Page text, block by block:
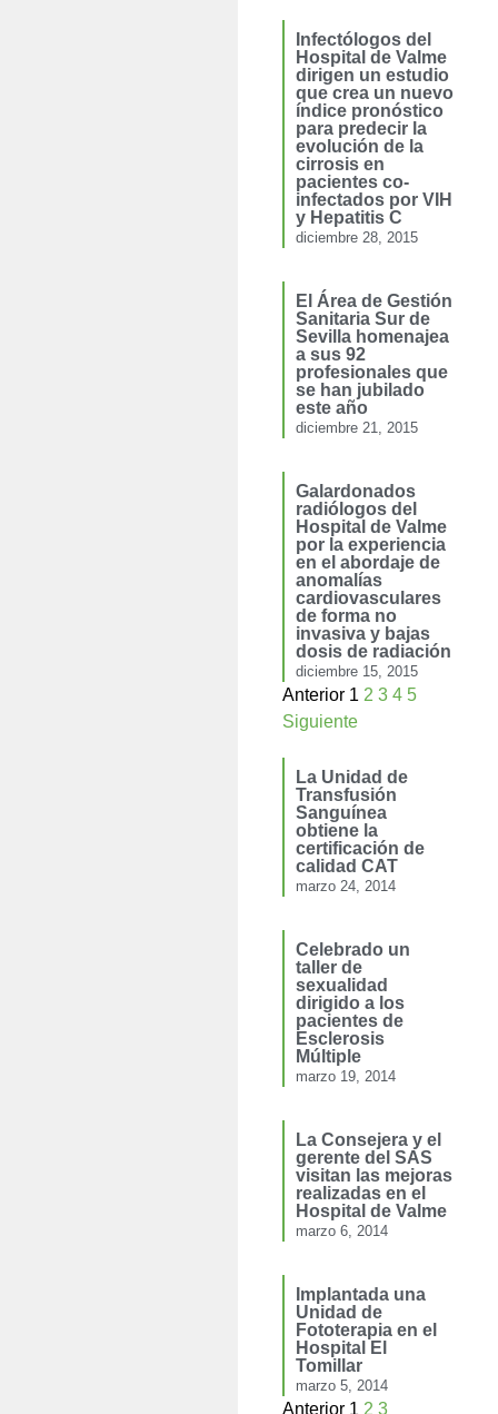
Infectólogos del
Hospital de Valme
dirigen un estudio
que crea un nuevo
índice pronóstico
para predecir la
evolución de la
cirrosis en
pacientes co-
infectados por VIH
y Hepatitis C
diciembre 28, 2015
El Área de Gestión
Sanitaria Sur de
Sevilla homenajea
a sus 92
profesionales que
se han jubilado
este año
diciembre 21, 2015
Galardonados
radiólogos del
Hospital de Valme
por la experiencia
en el abordaje de
anomalías
cardiovasculares
de forma no
invasiva y bajas
dosis de radiación
diciembre 15, 2015
Anterior 1 2 3 4 5
Siguiente
La Unidad de
Transfusión
Sanguínea
obtiene la
certificación de
calidad CAT
marzo 24, 2014
Celebrado un
taller de
sexualidad
dirigido a los
pacientes de
Esclerosis
Múltiple
marzo 19, 2014
La Consejera y el
gerente del SAS
visitan las mejoras
realizadas en el
Hospital de Valme
marzo 6, 2014
Implantada una
Unidad de
Fototerapia en el
Hospital El
Tomillar
marzo 5, 2014
Anterior 1 2 3